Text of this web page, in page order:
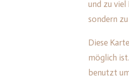
und zu
sondern
Diese
möglich
benutzt